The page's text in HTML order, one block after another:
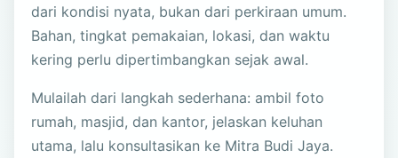
dari kondisi nyata, bukan dari perkiraan umum.
Bahan, tingkat pemakaian, lokasi, dan waktu
kering perlu dipertimbangkan sejak awal.
Mulailah dari langkah sederhana: ambil foto
rumah, masjid, dan kantor, jelaskan keluhan
utama, lalu konsultasikan ke Mitra Budi Jaya.